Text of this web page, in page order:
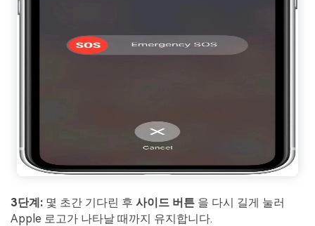
3단계: 몇 초간 기다린 후 사이드 버튼 을 다시 길게 눌러
Apple 로고가 나타날 때까지 유지합니다.